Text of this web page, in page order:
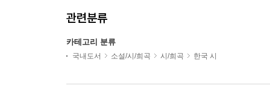
관련분류
카테고리 분류
국내도서 소설/시/희곡 시/희곡 한국 시